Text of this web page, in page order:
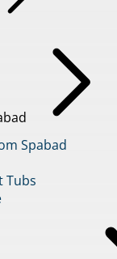
Spabad
Tubs